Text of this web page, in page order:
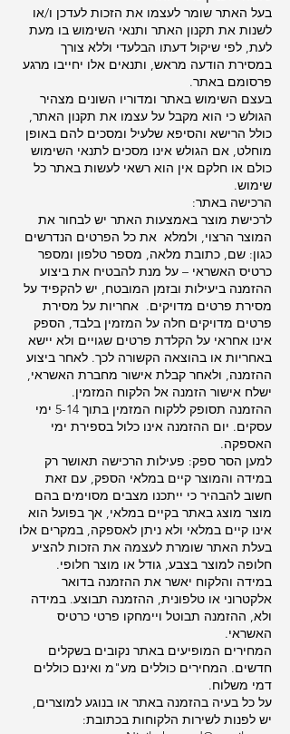
בעל האתר שומר לעצמו את הזכות לעדכן ו/או
לשנות את תקנון האתר ותנאי השימוש בו מעת
לעת, לפי שיקול דעתו הבלעדי וללא צורך
במסירת הודעה מראש, ותנאים אלו יחייבו מרגע
פרסומם באתר.
בעצם השימוש באתר ומדוריו השונים מצהיר
הגולש כי הוא מקבל על עצמו את תקנון האתר,
כולל הרישא והסיפא שלעיל ומסכים להם באופן
מוחלט, אם הגולש אינו מסכים לתנאי השימוש
כולם או חלקם אין הוא רשאי לעשות באתר כל
שימוש.
הרכישה באתר:
לרכישת מוצר באמצעות האתר יש לבחור את
המוצר הרצוי, ולמלא את כל הפרטים הנדרשים
כגון: שם, כתובת מלאה, מספר טלפון ומספר
כרטיס האשראי – על מנת להבטיח את ביצוע
ההזמנה ביעילות ובזמן המובטח, יש להקפיד על
מסירת פרטים מדויקים. אחריות על מסירת
פרטים מדויקים חלה על המזמין בלבד, הספק
אינו אחראי על הקלדת פרטים שגויים ולא יישא
באחריות או בהוצאה הקשורה לכך. לאחר ביצוע
ההזמנה, ולאחר קבלת אישור מחברת האשראי,
ישלח אישור הזמנה אל הלקוח המזמין.
ההזמנה תסופק ללקוח המזמין בתוך 5-14 ימי
עסקים. יום ההזמנה אינו כלול בספירת ימי
האספקה.
למען הסר ספק: פעילות הרכישה תאושר רק
במידה והמוצר קיים במלאי הספק, עם זאת
חשוב להבהיר כי ייתכנו מצבים מסוימים בהם
מוצר מוצג באתר בקיים במלאי, אך בפועל הוא
אינו קיים במלאי ולא ניתן לאספקה, במקרים אלו
בעלת האתר שומרת לעצמה את הזכות להציע
חלופה למוצר בצבע, גודל או מוצר חלופי.
במידה והלקוח יאשר את ההזמנה בדואר
אלקטרוני או טלפונית, ההזמנה תבוצע. במידה
ולא, ההזמנה תבוטל ויימחקו פרטי כרטיס
האשראי.
המחירים המופיעים באתר נקובים בשקלים
חדשים. המחירים כוללים מע"מ ואינם כוללים
דמי משלוח.
על כל בעיה בהזמנה באתר או בנוגע למוצרים,
יש לפנות לשירות הלקוחות בכתובת: